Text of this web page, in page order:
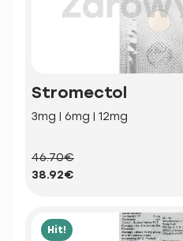
Stromectol
3mg | 6mg | 12mg
46.70€
38.92€
Hit!